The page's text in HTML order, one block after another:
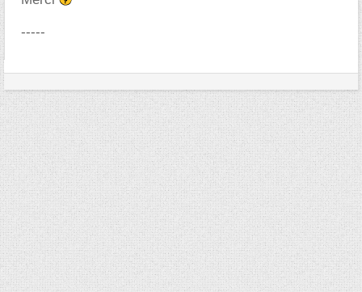
-----